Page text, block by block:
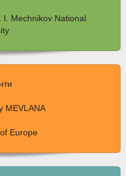
Mechnikov National
MEVLANA
Europe